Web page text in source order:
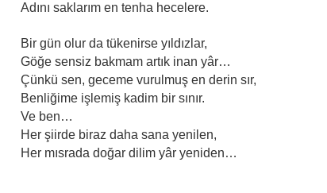
Adını saklarım en tenha hecelere.
Bir gün olur da tükenirse yıldızlar,
Göğe sensiz bakmam artık inan yâr…
Çünkü sen, geceme vurulmuş en derin sır,
Benliğime işlemiş kadim bir sınır.
Ve ben…
Her şiirde biraz daha sana yenilen,
Her mısrada doğar dilim yâr yeniden…